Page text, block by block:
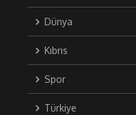
Dünya
Kıbrıs
Spor
Türkiye